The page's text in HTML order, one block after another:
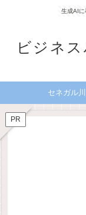
生成AIに
ビジネ
セネガル
PR